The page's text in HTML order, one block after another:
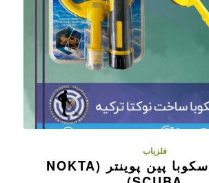
فلزیاب
فلزیاب اسکوبا پین پوینتر (NOKTA